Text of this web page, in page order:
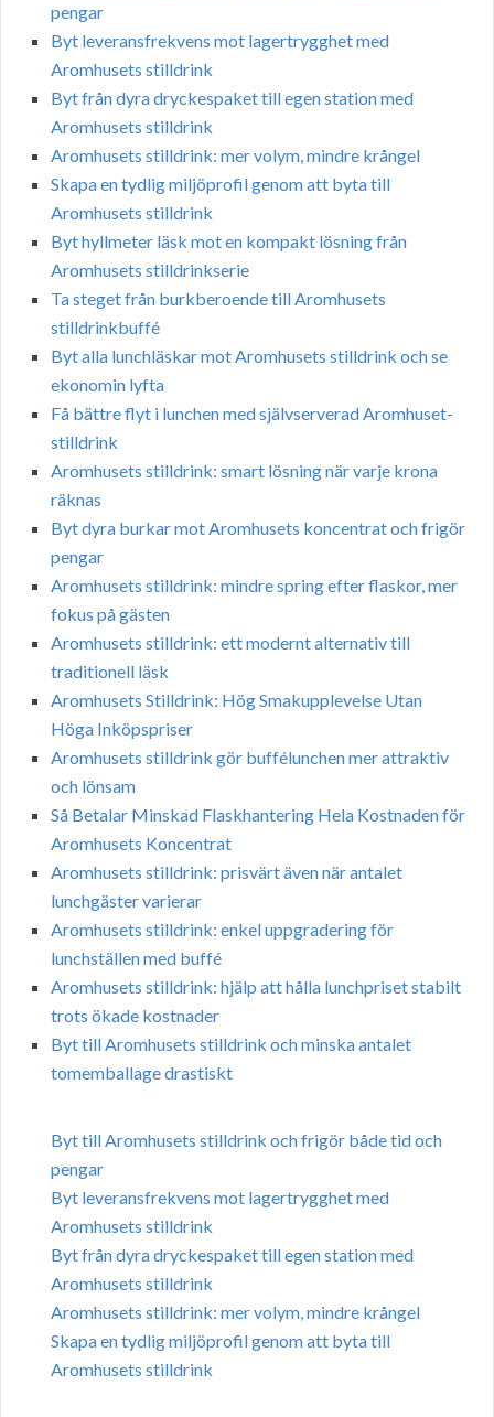
pengar
Byt leveransfrekvens mot lagertrygghet med
Aromhusets stilldrink
Byt från dyra dryckespaket till egen station med
Aromhusets stilldrink
Aromhusets stilldrink: mer volym, mindre krångel
Skapa en tydlig miljöprofil genom att byta till
Aromhusets stilldrink
Byt hyllmeter läsk mot en kompakt lösning från
Aromhusets stilldrinkserie
Ta steget från burkberoende till Aromhusets
stilldrinkbuffé
Byt alla lunchläskar mot Aromhusets stilldrink och se
ekonomin lyfta
Få bättre flyt i lunchen med självserverad Aromhuset-
stilldrink
Aromhusets stilldrink: smart lösning när varje krona
räknas
Byt dyra burkar mot Aromhusets koncentrat och frigör
pengar
Aromhusets stilldrink: mindre spring efter flaskor, mer
fokus på gästen
Aromhusets stilldrink: ett modernt alternativ till
traditionell läsk
Aromhusets Stilldrink: Hög Smakupplevelse Utan
Höga Inköpspriser
Aromhusets stilldrink gör buffélunchen mer attraktiv
och lönsam
Så Betalar Minskad Flaskhantering Hela Kostnaden för
Aromhusets Koncentrat
Aromhusets stilldrink: prisvärt även när antalet
lunchgäster varierar
Aromhusets stilldrink: enkel uppgradering för
lunchställen med buffé
Aromhusets stilldrink: hjälp att hålla lunchpriset stabilt
trots ökade kostnader
Byt till Aromhusets stilldrink och minska antalet
tomemballage drastiskt
Byt till Aromhusets stilldrink och frigör både tid och
pengar
Byt leveransfrekvens mot lagertrygghet med
Aromhusets stilldrink
Byt från dyra dryckespaket till egen station med
Aromhusets stilldrink
Aromhusets stilldrink: mer volym, mindre krångel
Skapa en tydlig miljöprofil genom att byta till
Aromhusets stilldrink